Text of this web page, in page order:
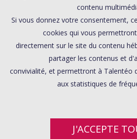
contenu
Si vous donnez votre consentement,
cookies qui vous
directement sur le site du contenu
partager les contenus et
convivialité, et permettront à Talentéo
aux statistiques de
J'ACCEPTE